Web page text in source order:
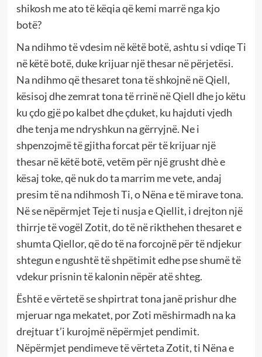
shikosh me ato të këqia që kemi marrë nga kjo
botë?
Na ndihmo të vdesim në këtë botë, ashtu si vdiqe Ti
në këtë botë, duke krijuar një thesar në përjetësi.
Na ndihmo që thesaret tona të shkojnë në Qiell,
kësisoj dhe zemrat tona të rrinë në Qiell dhe jo këtu
ku çdo gjë po kalbet dhe çduket, ku hajduti vjedh
dhe tenja me ndryshkun na gërryjnë. Ne i
shpenzojmë të gjitha forcat për të krijuar një
thesar në këtë botë, vetëm për një grusht dhè e
kësaj toke, që nuk do ta marrim me vete, andaj
presim të na ndihmosh Ti, o Nëna e të mirave tona.
Në se nëpërmjet Teje ti nusja e Qiellit, i drejton një
thirrje të vogël Zotit, do të në rikthehen thesaret e
shumta Qiellor, që do të na forcojnë për të ndjekur
shtegun e ngushtë të shpëtimit edhe pse shumë të
vdekur prisnin të kalonin nëpër atë shteg.
Është e vërtetë se shpirtrat tona janë prishur dhe
mjeruar nga mekatet, por Zoti mëshirmadh na ka
drejtuar t’i kurojmë nëpërmjet pendimit.
Nëpërmjet pendimeve të vërteta Zotit, ti Nëna e